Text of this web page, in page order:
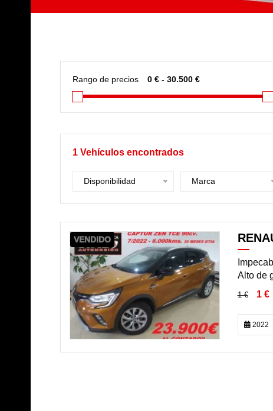
Rango de precios
1 Vehículos encontrados
Disponibilidad Marca
VENDIDO
Alto de
1 € 1 €
2022